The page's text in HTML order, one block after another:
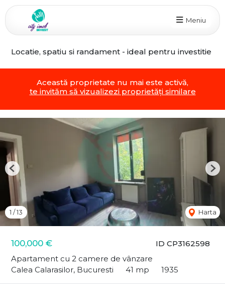
Meniu
Locatie, spatiu si randament - ideal pentru investitie
Această proprietate nu mai este activă,
te invităm să vizualizezi proprietăți similare
ID CP3162598
100,000 €
Apartament cu 2 camere de vânzare
Calea Calarasilor, Bucuresti
41 mp 1935
1 /13 Harta
Previous